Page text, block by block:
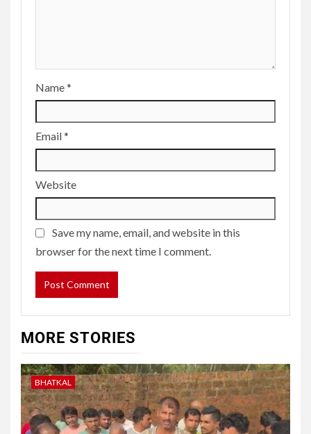
Name*
Email*
Website
Save my name, email, and website in this
browser for the next time I comment.
MORE STORIES
BHATKAL